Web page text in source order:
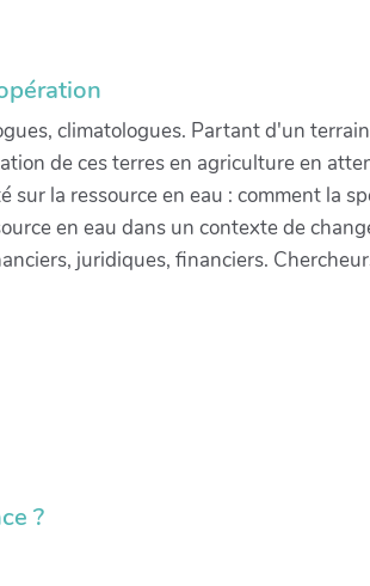
climatologues. Partant d'un
de ces terres en agriculture en
la ressource en eau : comment la
en eau dans un contexte de
juridiques, financiers.
?